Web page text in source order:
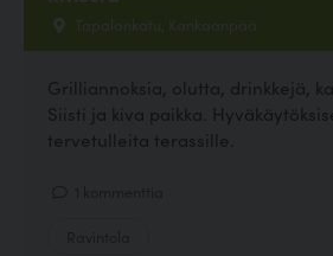
Tapalankatu, Kankaanpää
Grilliannoksia, olutta, drinkkejä,
Siisti ja kiva paikka.
tervetulleita terassille.